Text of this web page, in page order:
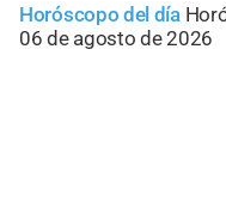
Horóscopo del día
06 de agosto de 2026